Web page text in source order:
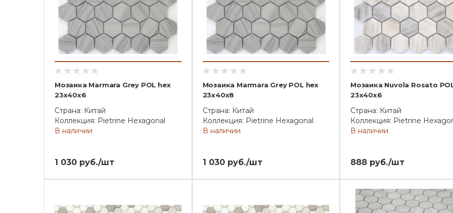
Мозаика Marmara Grey POL hex
23x40x6
Страна: Китай
Коллекция: Pietrine Hexagonal
В наличии
1 030 руб./шт
Мозаика Marmara Grey POL hex
23x40x8
Страна: Китай
Коллекция: Pietrine Hexagonal
В наличии
1 030 руб./шт
Мозаика Nuvola Rosato
23x40x6
Страна: Китай
Коллекция: Pietrine
В наличии
888 руб./шт